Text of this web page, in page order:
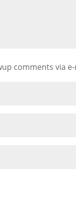
comments via